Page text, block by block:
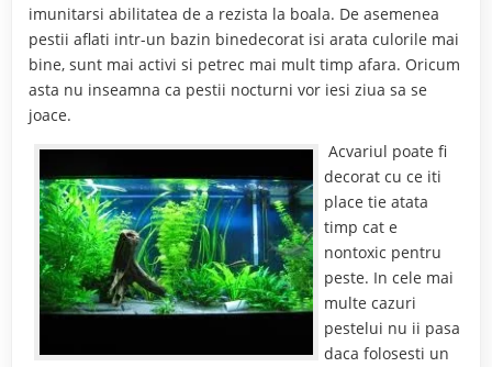
imunitarsi abilitatea de a rezista la boala. De asemenea
pestii aflati intr-un bazin binedecorat isi arata culorile mai
bine, sunt mai activi si petrec mai mult timp afara. Oricum
asta nu inseamna ca pestii nocturni vor iesi ziua sa se
joace.
Acvariul poate fi
decorat cu ce iti
place tie atata
timp cat e
nontoxic pentru
peste. In cele mai
multe cazuri
pestelui nu ii pasa
daca folosesti un